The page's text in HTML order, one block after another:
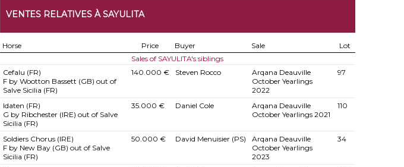
VENTES RELATIVES À SAYULITA
Horse Price Buyer Sale
Lot
Sales of SAYULITA's siblings
Cefalu (FR)
F by Wootton Bassett (GB) out of
Salve Sicilia (FR)
140.000 € Steven Rocco
Arqana Deauville
October Yearlings
2022
97
Idaten (FR)
G by Ribchester (IRE) out of Salve
Sicilia (FR)
35.000 € Daniel Cole
Arqana Deauville
October Yearlings 2021
110
Soldiers Chorus (IRE)
F by New Bay (GB) out of Salve
Sicilia (FR)
50.000 € David Menuisier (PS)
Arqana Deauville
October Yearlings
2023
34